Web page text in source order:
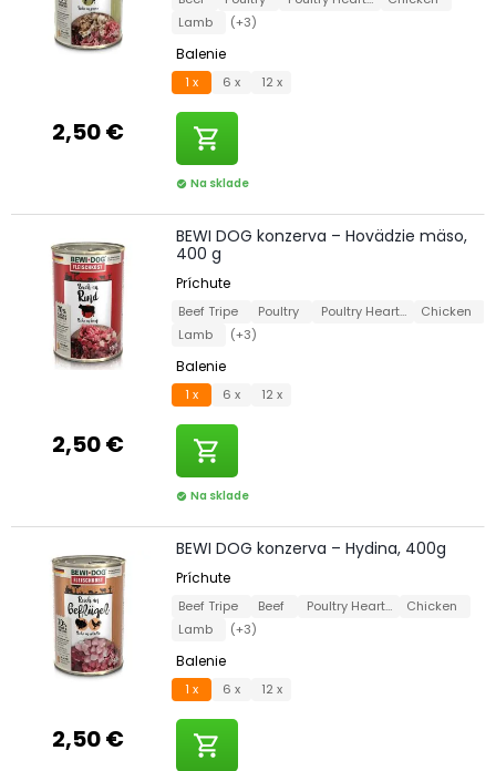
2,50 €
Lamb
(+3)
Balenie
1 x 6 x 12 x
shopping_cart
check_circle Na sklade
2,50 €
BEWI DOG konzerva – Hovädzie mäso,
400 g
Príchute
Beef Tripe Poultry Poultry Hearts
Chicken
Lamb
(+3)
Balenie
1 x 6 x 12 x
shopping_cart
check_circle Na sklade
2,50 €
BEWI DOG konzerva – Hydina, 400g
Príchute
Beef Tripe Beef Poultry Hearts
Chicken
Lamb
(+3)
Balenie
1 x 6 x 12 x
shopping_cart